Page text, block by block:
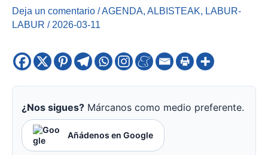
Deja un comentario /AGENDA, ALBISTEAK, LABUR-
LABUR / 2026-03-11
¿Nos sigues? Márcanos como medio preferente.
Añádenos en Google